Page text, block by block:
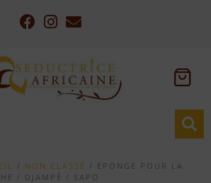
/ NON CLASSÉ / ÉPONGE POUR LA
/ DJAMPÉ / SAPO